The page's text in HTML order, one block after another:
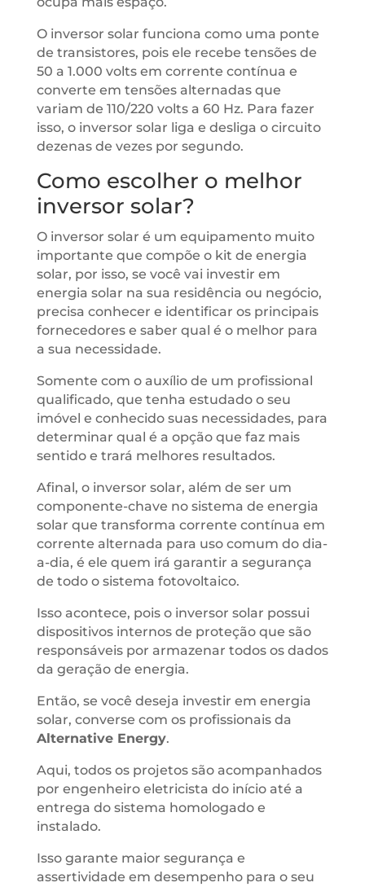
O inversor solar funciona como uma ponte
de transistores, pois ele recebe tensões de
50 a 1.000 volts em corrente contínua e
converte em tensões alternadas que
variam de 110/220 volts a 60 Hz. Para fazer
isso, o inversor solar liga e desliga o circuito
dezenas de vezes por segundo.
Como escolher o melhor
inversor solar?
O inversor solar é um equipamento muito
importante que compõe o kit de energia
solar, por isso, se você vai investir em
energia solar na sua residência ou negócio,
precisa conhecer e identificar os principais
fornecedores e saber qual é o melhor para
a sua necessidade.
Somente com o auxílio de um profissional
qualificado, que tenha estudado o seu
imóvel e conhecido suas necessidades, para
determinar qual é a opção que faz mais
sentido e trará melhores resultados.
Afinal, o inversor solar, além de ser um
componente-chave no sistema de energia
solar que transforma corrente contínua em
corrente alternada para uso comum do dia-
a-dia, é ele quem irá garantir a segurança
de todo o sistema fotovoltaico.
Isso acontece, pois o inversor solar possui
dispositivos internos de proteção que são
responsáveis por armazenar todos os dados
da geração de energia.
Então, se você deseja investir em energia
solar, converse com os profissionais da
Alternative Energy.
Aqui, todos os projetos são acompanhados
por engenheiro eletricista do início até a
entrega do sistema homologado e
instalado.
Isso garante maior segurança e
assertividade em desempenho para o seu